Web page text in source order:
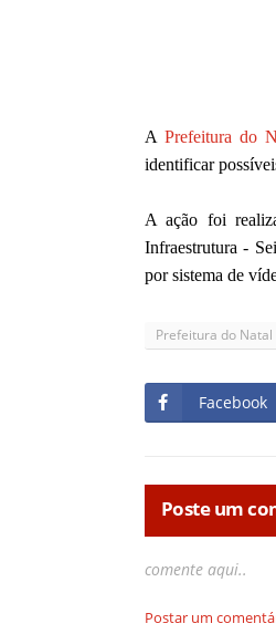
A Prefeitura do
identificar
A ação foi
Infraestrutura -
por sistema de
Prefeitura do Natal
Facebook
Poste um
comente aqui..
Postar um